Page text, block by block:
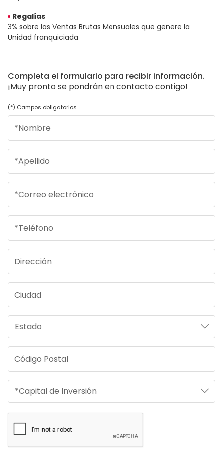
Regalías
3% sobre las Ventas Brutas Mensuales que genere la
Unidad franquiciada
Completa el formulario para recibir información.
¡Muy pronto se pondrán en contacto contigo!
(*) Campos obligatorios